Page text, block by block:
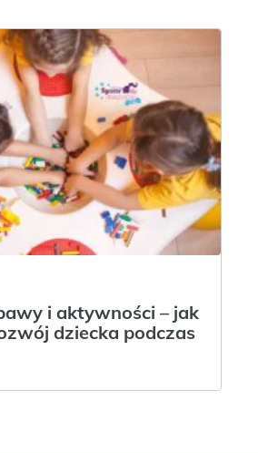
i aktywności – jak
dziecka podczas